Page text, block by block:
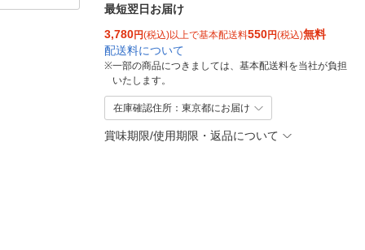
最短翌日お届け
3,780円(税込)以上で基本配送料550円(税込)無料
配送料について
※一部の商品につきましては、基本配送料を当社が負担
いたします。
在庫確認住所：東京都にお届け
賞味期限/使用期限・返品について